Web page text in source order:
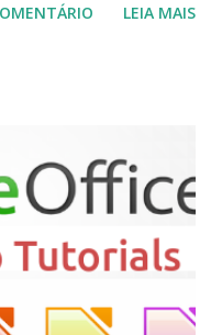
final do Kodi 19.5
a seguir para
--install-suggests
apt-get remove
LEIA MAIS